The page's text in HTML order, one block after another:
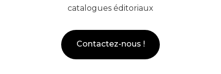
catalogues éditoriaux
Contactez-nous !